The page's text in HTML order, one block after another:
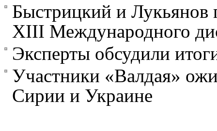
Быстрицкий и Лукьянов
XIII Международного
Эксперты обсудили
Участники «Валдая»
Сирии и Украине